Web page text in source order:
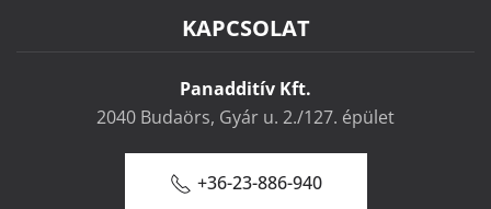
KAPCSOLAT
Panadditív Kft.
2040 Budaörs, Gyár u. 2./127. épület
+36-23-886-940